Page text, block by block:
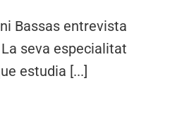
Bassas entrevista
seva especialitat
estudia [...]